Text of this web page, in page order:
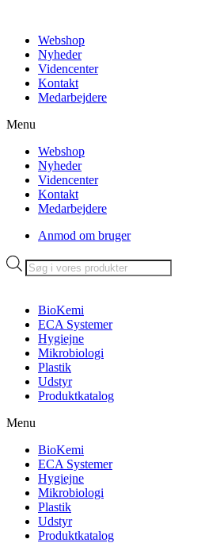
indholdWebshop
Nyheder
Videncenter
Kontakt
Medarbejdere
Menu
Webshop
Nyheder
Videncenter
Kontakt
Medarbejdere
Anmod om bruger
Products
search
BioKemi
ECA Systemer
Hygiejne
Mikrobiologi
Plastik
Udstyr
Produktkatalog
Menu
BioKemi
ECA Systemer
Hygiejne
Mikrobiologi
Plastik
Udstyr
Produktkatalog